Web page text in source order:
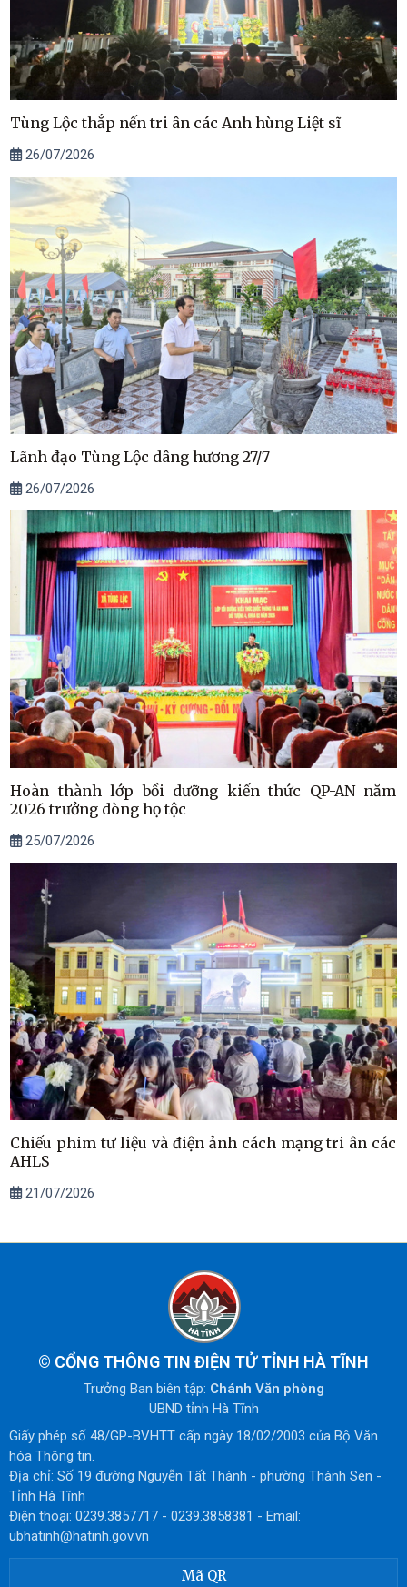
Tùng Lộc thắp nến tri ân các Anh hùng Liệt sĩ
26/07/2026
Lãnh đạo Tùng Lộc dâng hương 27/7
26/07/2026
Hoàn thành lớp bồi dưỡng kiến thức QP-AN năm
2026 trưởng dòng họ tộc
25/07/2026
Chiếu phim tư liệu và điện ảnh cách mạng tri ân các
AHLS
21/07/2026
© CỔNG THÔNG TIN ĐIỆN TỬ TỈNH HÀ TĨNH
Trưởng Ban biên tập: Chánh Văn phòng
UBND tỉnh Hà Tĩnh
Giấy phép số 48/GP-BVHTT cấp ngày 18/02/2003 của Bộ Văn
hóa Thông tin.
Địa chỉ: Số 19 đường Nguyễn Tất Thành - phường Thành Sen -
Tỉnh Hà Tĩnh
Điện thoại: 0239.3857717 - 0239.3858381 - Email:
ubhatinh@hatinh.gov.vn
Mã QR